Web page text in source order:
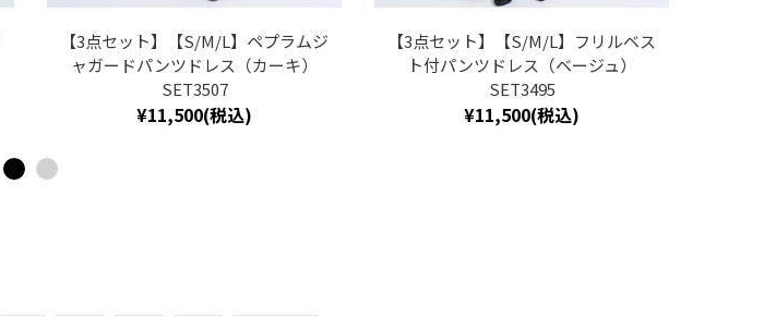
【3点セット】【S/M/L】ペプラムジ
ャガードパンツドレス（カーキ）
SET3507
¥11,500(税込)
【3点セット】【S/M/L】フリルベス
ト付パンツドレス（ベージュ）
SET3495
¥11,500(税込)